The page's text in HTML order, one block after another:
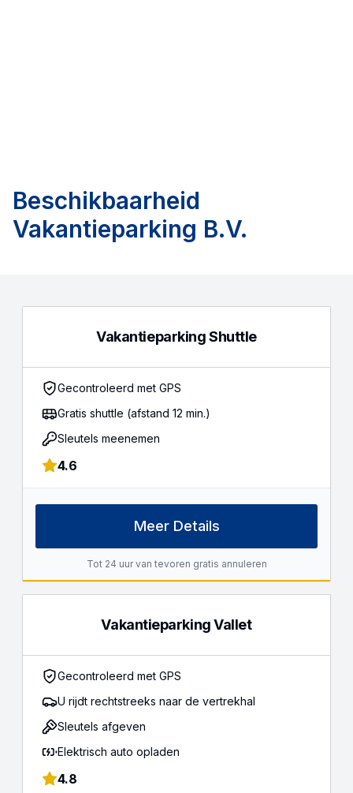
Beschikbaarheid
Vakantieparking B.V.
Vakantieparking Shuttle
Gecontroleerd met GPS
Gratis shuttle (afstand 12 min.)
Sleutels meenemen
4.6
Meer Details
Tot 24 uur van tevoren gratis annuleren
Vakantieparking Vallet
Gecontroleerd met GPS
U rijdt rechtstreeks naar de vertrekhal
Sleutels afgeven
Elektrisch auto opladen
4.8